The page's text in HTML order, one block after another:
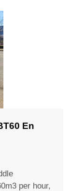
En
per hour,